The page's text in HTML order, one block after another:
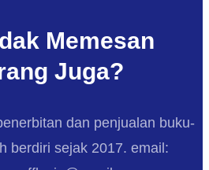
Memesan
Juga?
dan penjualan buku-
berdiri sejak 2017. email: